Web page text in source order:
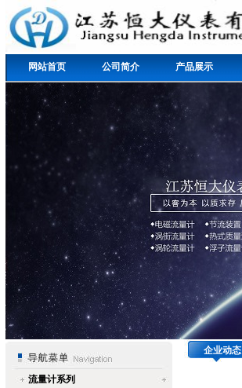
网站首页 公司简介 产品展示
流量计系列
企业动态